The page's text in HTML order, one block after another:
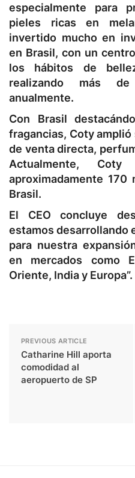
especialmente para
pieles ricas en
invertido mucho en
en Brasil, con un
los hábitos de
realizando más
anualmente.
Con Brasil
fragancias, Coty
de venta directa,
Actualmente,
aproximadamente
Brasil.
El CEO concluye
estamos desarrollando
para nuestra
en mercados como
Oriente, India y Europa”.
PREVIOUS ARTICLE
Catharine Hill aporta
comodidad al
aeropuerto de SP